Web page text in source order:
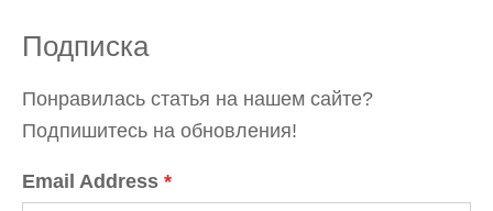
Подписка
Понравилась статья на нашем сайте?
Подпишитесь на обновления!
Email Address *